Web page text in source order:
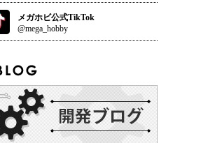
メガホビ公式TikTok
@mega_hobby